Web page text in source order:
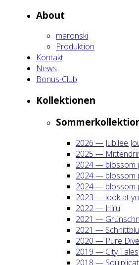
About
maron­ski
Pro­duk­ti­on
Kon­takt
News
Bonus-Club
Kol­lek­tio­nen
2026 — Jubi­lee
2025 —
2024 — blos­som
2024 — blos­som
2024 — blos­som
2023 — look at
2022 — Hiru
2021 —
2021 —
2020 — Pure
2019 — City Tales
2018 —